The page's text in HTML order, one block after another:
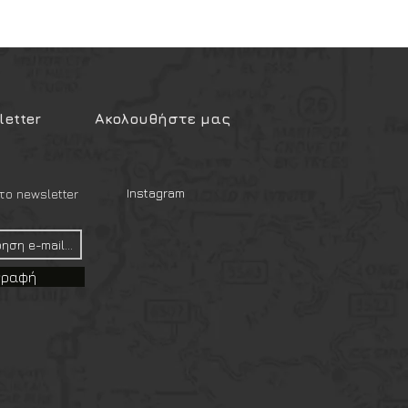
Ακολουθήστε μας
newsletter Instagram